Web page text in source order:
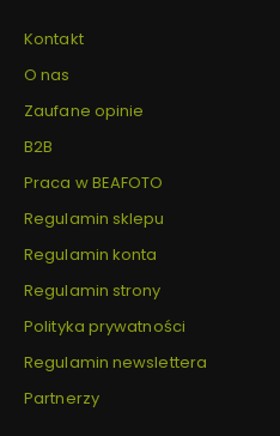
Kontakt
O nas
Zaufane opinie
B2B
Praca w BEAFOTO
Regulamin sklepu
Regulamin konta
Regulamin strony
Polityka prywatności
Regulamin newslettera
Partnerzy